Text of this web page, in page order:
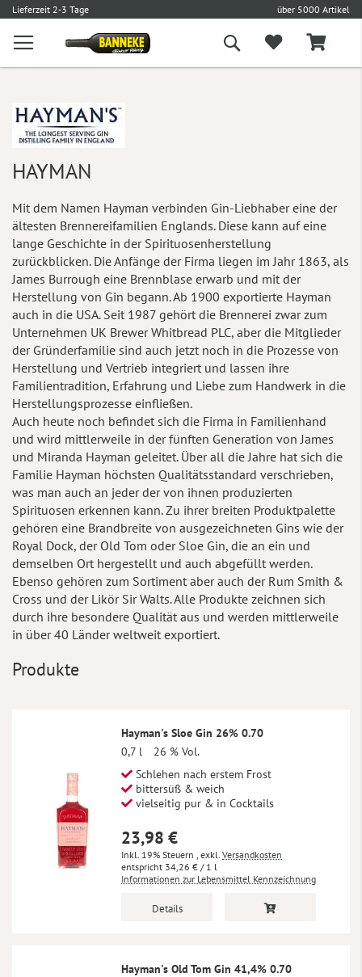
Lieferzeit 2-3 Tage über 5000 Artikel
Suche
HAYMAN
Mit dem Namen Hayman verbinden Gin-Liebhaber eine der
ältesten Brennereifamilien Englands. Diese kann auf eine
lange Geschichte in der Spirituosenherstellung
zurückblicken. Die Anfänge der Firma liegen im Jahr 1863, als
James Burrough eine Brennblase erwarb und mit der
Herstellung von Gin begann. Ab 1900 exportierte Hayman
auch in die USA. Seit 1987 gehört die Brennerei zwar zum
Unternehmen UK Brewer Whitbread PLC, aber die Mitglieder
der Gründerfamilie sind auch jetzt noch in die Prozesse von
Herstellung und Vertrieb integriert und lassen ihre
Familientradition, Erfahrung und Liebe zum Handwerk in die
Herstellungsprozesse einfließen.
Auch heute noch befindet sich die Firma in Familienhand
und wird mittlerweile in der fünften Generation von James
und Miranda Hayman geleitet. Über all die Jahre hat sich die
Familie Hayman höchsten Qualitätsstandard verschrieben,
was man auch an jeder der von ihnen produzierten
Spirituosen erkennen kann. Zu ihrer breiten Produktpalette
gehören eine Brandbreite von ausgezeichneten Gins wie der
Royal Dock, der Old Tom oder Sloe Gin, die an ein und
demselben Ort hergestellt und auch abgefüllt werden.
Ebenso gehören zum Sortiment aber auch der Rum Smith &
Cross und der Likör Sir Walts. Alle Produkte zeichnen sich
durch ihre besondere Qualität aus und werden mittlerweile
in über 40 Länder weltweit exportiert.
Produkte
Hayman's Sloe Gin 26% 0.70
0,7 l
26 % Vol.
Schlehen nach erstem Frost
bittersüß & weich
vielseitig pur & in Cocktails
23,98 €
Inkl. 19% Steuern exkl. Versandkosten
34,26 € / 1 l
Informationen zur Lebensmittel Kennzeichnung
Details
Hayman's Old Tom Gin 41,4% 0.70